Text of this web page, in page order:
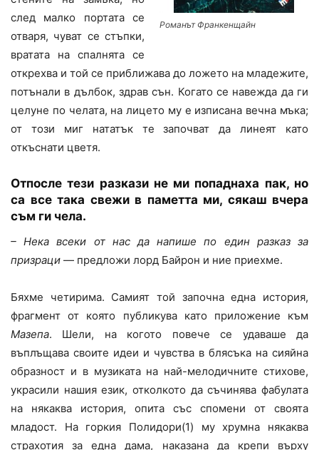
Романът Франкенщайн
след малко портата се
отваря, чуват се стъпки,
вратата на спалнята се
открехва и той се приближава до ложето на младежите,
потънали в дълбок, здрав сън. Когато се навежда да ги
целуне по челата, на лицето му е изписана вечна мъка;
от този миг нататък те започват да линеят като
откъснати цветя.
Отпосле тези разкази не ми попаднаха пак, но
са все така свежи в паметта ми, сякаш вчера
съм ги чела.
– Нека всеки от нас да напише по един разказ за
призраци — предложи лорд Байрон и ние приехме.
Бяхме четирима. Самият той започна една история,
фрагмент от която публикува като приложение към
Мазепа. Шели, на когото повече се удаваше да
въплъщава своите идеи и чувства в блясъка на сияйна
образност и в музиката на най-мелодичните стихове,
украсили нашия език, отколкото да съчинява фабулата
на някаква история, опита със спомени от своята
младост. На горкия Полидори(1) му хрумна някаква
страхотия за една дама, наказана да крепи върху